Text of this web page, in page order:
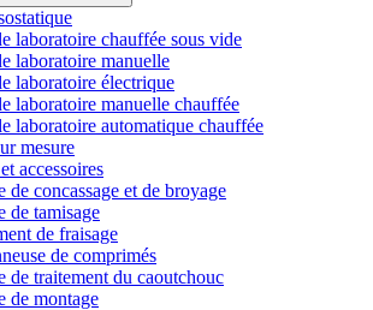
laboratoire chauffée sous vide
laboratoire manuelle
laboratoire électrique
laboratoire manuelle chauffée
laboratoire automatique chauffée
mesure
accessoires
de concassage et de broyage
de tamisage
de fraisage
de comprimés
de traitement du caoutchouc
de montage